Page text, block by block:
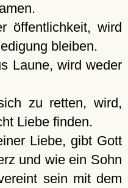
öffentlichkeit, wird
bleiben.
Laune, wird weder
zu retten, wird,
Liebe finden.
Liebe, gibt Gott
und wie ein Sohn
sein mit dem